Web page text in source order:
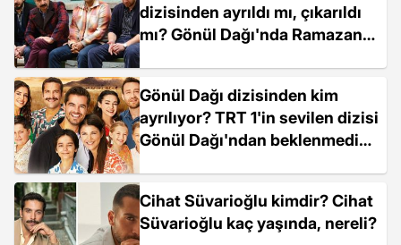
dizisinden ayrıldı mı, çıkarıldı
mı? Gönül Dağı'nda Ramazan
Gönül Dağı dizisinden kim
ayrılıyor? TRT 1'in sevilen dizisi
Gönül Dağı'ndan beklenmedik
Cihat Süvarioğlu kimdir? Cihat
Süvarioğlu kaç yaşında, nereli?